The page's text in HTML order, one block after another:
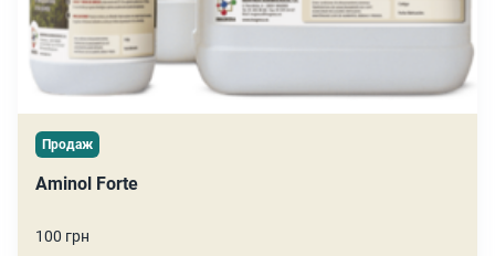
Продаж
Aminol Forte
100 грн